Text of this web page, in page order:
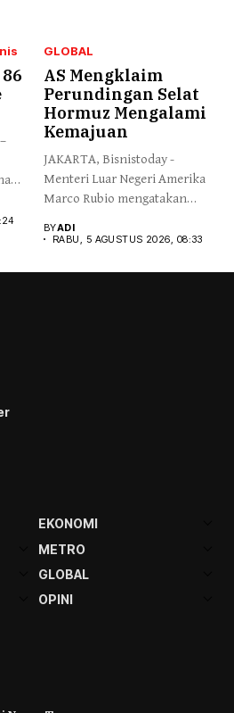
GLOBAL
AS Mengklaim
Perundingan Selat
Hormuz Mengalami
Kemajuan
JAKARTA, Bisnistoday -
Menteri Luar Negeri Amerika
Marco Rubio mengatakan
BYADI
RABU, 5 AGUSTUS 2026, 08:33
EKONOMI
METRO
GLOBAL
OPINI